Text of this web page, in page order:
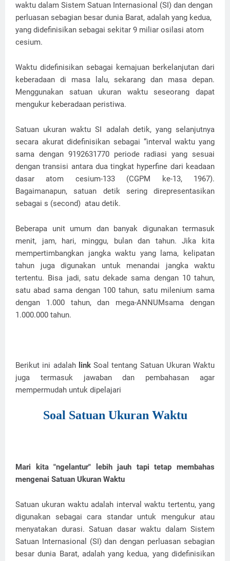
waktu dalam Sistem Satuan Internasional (SI) dan dengan
perluasan sebagian besar dunia Barat, adalah yang kedua,
yang didefinisikan sebagai sekitar 9 miliar osilasi atom
cesium.
Waktu didefinisikan sebagai kemajuan berkelanjutan dari
keberadaan di masa lalu, sekarang dan masa depan.
Menggunakan satuan ukuran waktu seseorang dapat
mengukur keberadaan peristiwa.
Satuan ukuran waktu SI adalah detik, yang selanjutnya
secara akurat didefinisikan sebagai “interval waktu yang
sama dengan 9192631770 periode radiasi yang sesuai
dengan transisi antara dua tingkat hyperfine dari keadaan
dasar atom cesium-133 (CGPM ke-13, 1967).
Bagaimanapun, satuan detik sering direpresentasikan
sebagai s (second) atau detik.
Beberapa unit umum dan banyak digunakan termasuk
menit, jam, hari, minggu, bulan dan tahun. Jika kita
mempertimbangkan jangka waktu yang lama, kelipatan
tahun juga digunakan untuk menandai jangka waktu
tertentu. Bisa jadi, satu dekade sama dengan 10 tahun,
satu abad sama dengan 100 tahun, satu milenium sama
dengan 1.000 tahun, dan mega-ANNUMsama dengan
1.000.000 tahun.
Berikut ini adalah link Soal tentang Satuan Ukuran Waktu
juga termasuk jawaban dan pembahasan agar
mempermudah untuk dipelajari
Soal Satuan Ukuran Waktu
Mari kita "ngelantur" lebih jauh tapi tetap membahas
mengenai Satuan Ukuran Waktu
Satuan ukuran waktu adalah interval waktu tertentu, yang
digunakan sebagai cara standar untuk mengukur atau
menyatakan durasi. Satuan dasar waktu dalam Sistem
Satuan Internasional (SI) dan dengan perluasan sebagian
besar dunia Barat, adalah yang kedua, yang didefinisikan